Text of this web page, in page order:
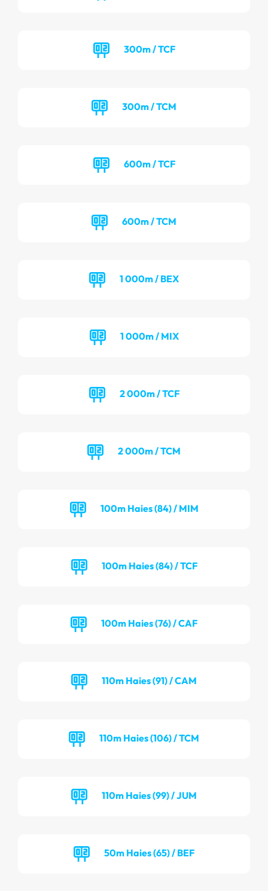
300m / TCF
300m / TCM
600m / TCF
600m / TCM
1 000m / BEX
1 000m / MIX
2 000m / TCF
2 000m / TCM
100m Haies (84) / MIM
100m Haies (84) / TCF
100m Haies (76) / CAF
110m Haies (91) / CAM
110m Haies (106) / TCM
110m Haies (99) / JUM
50m Haies (65) / BEF